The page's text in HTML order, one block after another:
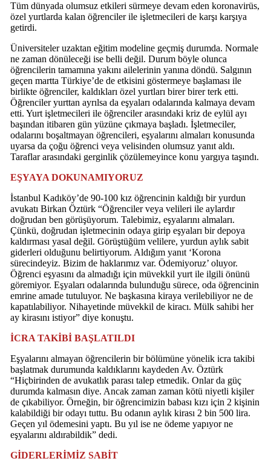
Tüm dünyada olumsuz etkileri sürmeye devam eden koronavirüs,
özel yurtlarda kalan öğrenciler ile işletmecileri de karşı karşıya
getirdi.
Üniversiteler uzaktan eğitim modeline geçmiş durumda. Normale
ne zaman dönüleceği ise belli değil. Durum böyle olunca
öğrencilerin tamamına yakını ailelerinin yanına döndü. Salgının
geçen martta Türkiye’de de etkisini göstermeye başlaması ile
birlikte öğrenciler, kaldıkları özel yurtları birer birer terk etti.
Öğrenciler yurttan ayrılsa da eşyaları odalarında kalmaya devam
etti. Yurt işletmecileri ile öğrenciler arasındaki kriz de eylül ayı
başından itibaren gün yüzüne çıkmaya başladı. İşletmeciler,
odalarını boşaltmayan öğrencileri, eşyalarını almaları konusunda
uyarsa da çoğu öğrenci veya velisinden olumsuz yanıt aldı.
Taraflar arasındaki gerginlik çözülemeyince konu yargıya taşındı.
EŞYAYA DOKUNAMIYORUZ
İstanbul Kadıköy’de 90-100 kız öğrencinin kaldığı bir yurdun
avukatı Birkan Öztürk “Öğrenciler veya velileri ile aylardır
doğrudan ben görüşüyorum. Talebimiz, eşyalarını almaları.
Çünkü, doğrudan işletmecinin odaya girip eşyaları bir depoya
kaldırması yasal değil. Görüştüğüm velilere, yurdun aylık sabit
giderleri olduğunu belirtiyorum. Aldığım yanıt ‘Korona
sürecindeyiz. Bizim de haklarımız var. Ödemiyoruz’ oluyor.
Öğrenci eşyasını da almadığı için müvekkil yurt ile ilgili önünü
göremiyor. Eşyaları odalarında bulunduğu sürece, oda öğrencinin
emrine amade tutuluyor. Ne başkasına kiraya verilebiliyor ne de
kapatılabiliyor. Nihayetinde müvekkil de kiracı. Mülk sahibi her
ay kirasını istiyor” diye konuştu.
İCRA TAKİBİ BAŞLATILDI
Eşyalarını almayan öğrencilerin bir bölümüne yönelik icra takibi
başlatmak durumunda kaldıklarını kaydeden Av. Öztürk
“Hiçbirinden de avukatlık parası talep etmedik. Onlar da güç
durumda kalmasın diye. Ancak zaman zaman kötü niyetli kişiler
de çıkabiliyor. Örneğin, bir öğrencimizin babası kızı için 2 kişinin
kalabildiği bir odayı tuttu. Bu odanın aylık kirası 2 bin 500 lira.
Geçen yıl ödemesini yaptı. Bu yıl ise ne ödeme yapıyor ne
eşyalarını aldırabildik” dedi.
GİDERLERİMİZ SABİT